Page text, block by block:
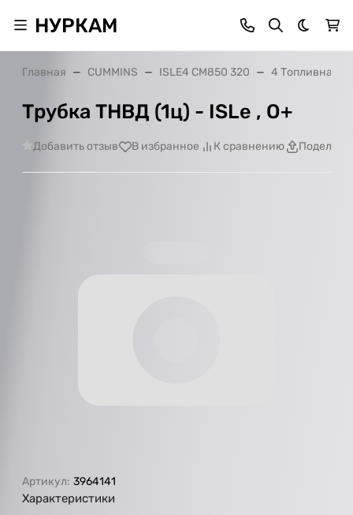
НУРКАМ Темная
Главная CUMMINS ISLE4 CM850 320 4 Топливная
Трубка ТНВД (1ц) - ISLe , О+
Добавить отзыв В избранное К сравнению
Артикул: 3964141
Характеристики